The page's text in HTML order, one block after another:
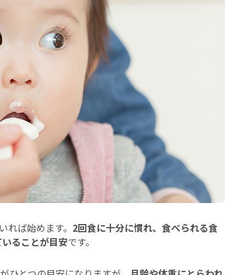
ば始めます。 2回食に十分に慣れ、食べられる食
ることが目安です。